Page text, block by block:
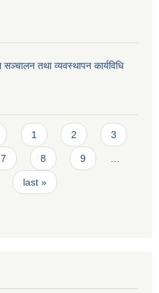
तथा व्यवस्थापन कार्यविधि
1 2 3
7 8 9
last »